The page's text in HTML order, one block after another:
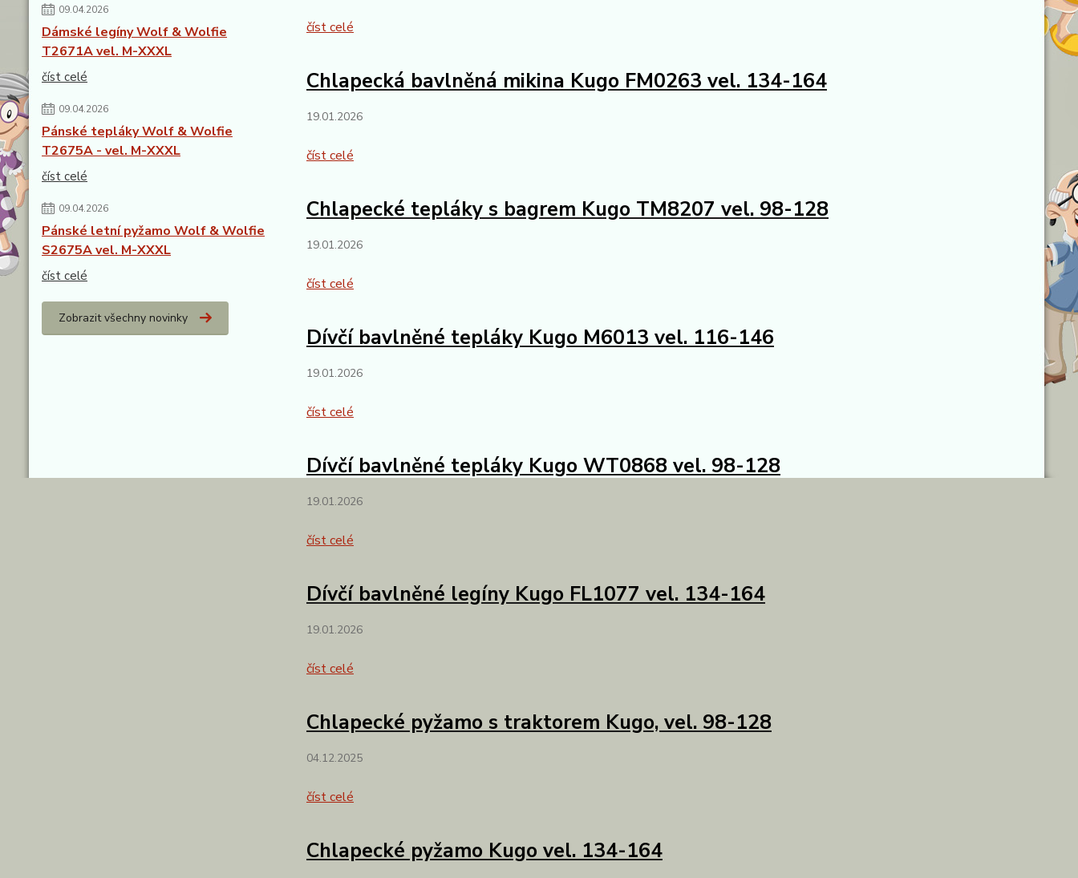
09.04.2026
Dámské legíny Wolf & Wolfie
T2671A vel. M-XXXL
číst celé
09.04.2026
Pánské tepláky Wolf & Wolfie
T2675A - vel. M-XXXL
číst celé
09.04.2026
Pánské letní pyžamo Wolf & Wolfie
S2675A vel. M-XXXL
číst celé
Zobrazit všechny novinky
číst celé
Chlapecká bavlněná mikina Kugo FM0263 vel. 134-164
19.01.2026
číst celé
Chlapecké tepláky s bagrem Kugo TM8207 vel. 98-128
19.01.2026
číst celé
Dívčí bavlněné tepláky Kugo M6013 vel. 116-146
19.01.2026
číst celé
Dívčí bavlněné tepláky Kugo WT0868 vel. 98-128
19.01.2026
číst celé
Dívčí bavlněné legíny Kugo FL1077 vel. 134-164
19.01.2026
číst celé
Chlapecké pyžamo s traktorem Kugo, vel. 98-128
04.12.2025
číst celé
Chlapecké pyžamo Kugo vel. 134-164